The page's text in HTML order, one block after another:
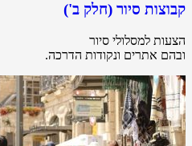
קבוצות סיור (חלק ב')
הצעות למסלולי סיור
ובהם אתרים ונקודות הדרכה.